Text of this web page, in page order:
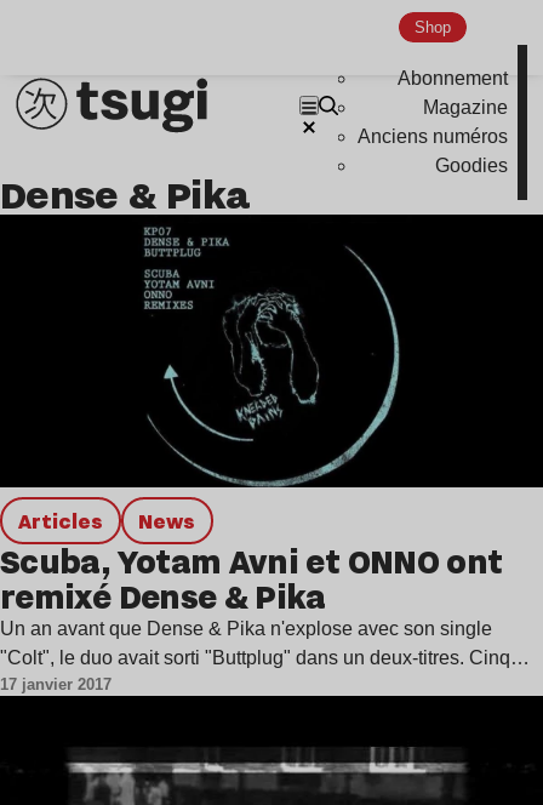
Shop
Abonnement
Magazine
Anciens numéros
Goodies
Dense & Pika
Articles news
Scuba, Yotam Avni et ONNO ont
remixé Dense & Pika
Un an avant que Dense & Pika n'explose avec son single
"Colt", le duo avait sorti "Buttplug" dans un deux-titres. Cinq…
17 janvier 2017